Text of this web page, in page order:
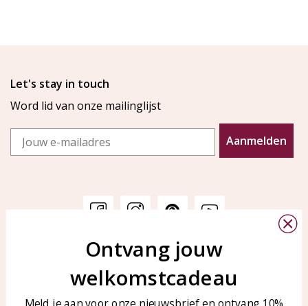
Let's stay in touch
Word lid van onze mailinglijst
Email
Aanmelden
Veelgestelde vragen
Sieraden onderhouden
KAYA Sieraden
Bellen of WhatsApp Ma-Vr
tussen 09:00-17:00
Ontvang jouw
welkomstcadeau
Meld je aan voor onze nieuwsbrief en ontvang 10%